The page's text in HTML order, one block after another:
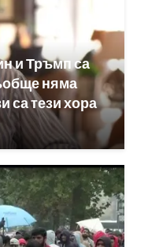
и Тръмп са
няма
са тези хора